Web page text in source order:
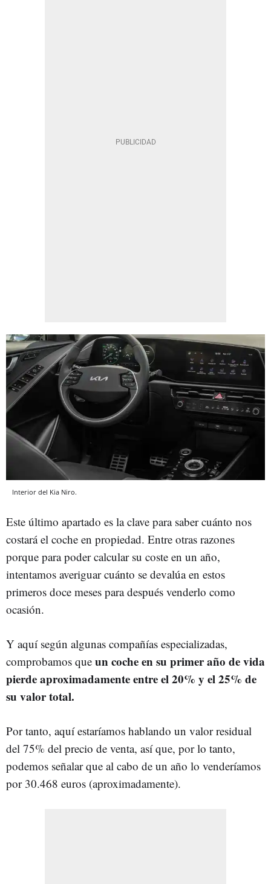
Interior del Kia Niro.
Este último apartado es la clave para saber cuánto nos
costará el coche en propiedad. Entre otras razones
porque para poder calcular su coste en un año,
intentamos averiguar cuánto se devalúa en estos
primeros doce meses para después venderlo como
ocasión.
Y aquí según algunas compañías especializadas,
comprobamos que un coche en su primer año de vida
pierde aproximadamente entre el 20% y el 25% de
su valor total.
Por tanto, aquí estaríamos hablando un valor residual
del 75% del precio de venta, así que, por lo tanto,
podemos señalar que al cabo de un año lo venderíamos
por 30.468 euros (aproximadamente).